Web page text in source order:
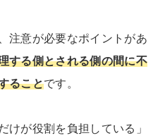
注意が必要なポイントがあ
する側とされる側の間に不
ることです。
けが役割を負担している」